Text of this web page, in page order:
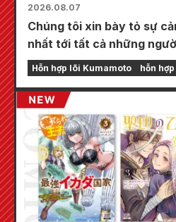
2026.08.07
Chúng tôi xin bày tỏ sự
nhất tới tất cả những
trận động đất Kumamoto
Hỗn hợp lõi Kumamoto hỗn